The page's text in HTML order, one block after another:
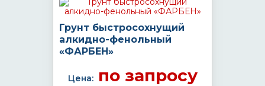
Грунт быстросохнущий
алкидно-фенольный
«ФАРБЕН»
Цена:по запросу